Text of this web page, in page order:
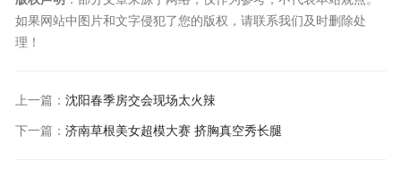
如果网站中图片和文字侵犯了您的版权，请联系我们及时删除处
理！
上一篇：沈阳春季房交会现场太火辣
下一篇：济南草根美女超模大赛 挤胸真空秀长腿